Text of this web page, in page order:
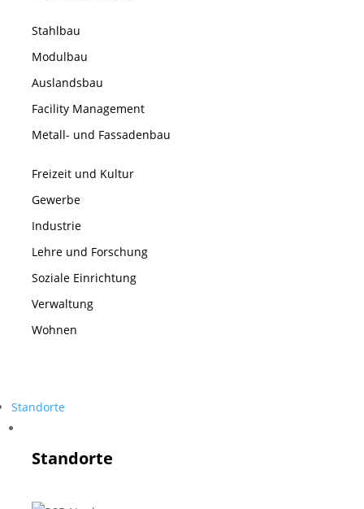
Stahlbau
Modulbau
Auslandsbau
Facility Management
Metall- und Fassadenbau
Freizeit und Kultur
Gewerbe
Industrie
Lehre und Forschung
Soziale Einrichtung
Verwaltung
Wohnen
Standorte
Standorte